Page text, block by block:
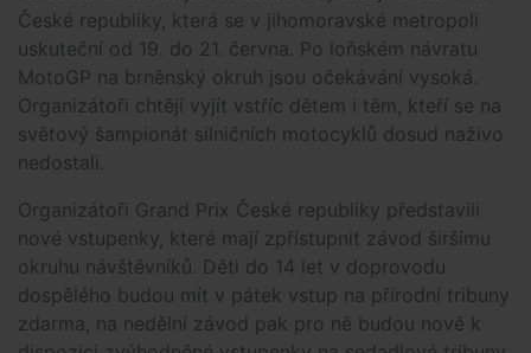
České republiky, která se v jihomoravské metropoli
uskuteční od 19. do 21. června. Po loňském návratu
MotoGP na brněnský okruh jsou očekávání vysoká.
Organizátoři chtějí vyjít vstříc dětem i těm, kteří se na
světový šampionát silničních motocyklů dosud naživo
nedostali.
Organizátoři Grand Prix České republiky představili
nové vstupenky, které mají zpřístupnit závod širšímu
okruhu návštěvníků. Děti do 14 let v doprovodu
dospělého budou mít v pátek vstup na přírodní tribuny
zdarma, na nedělní závod pak pro ně budou nově k